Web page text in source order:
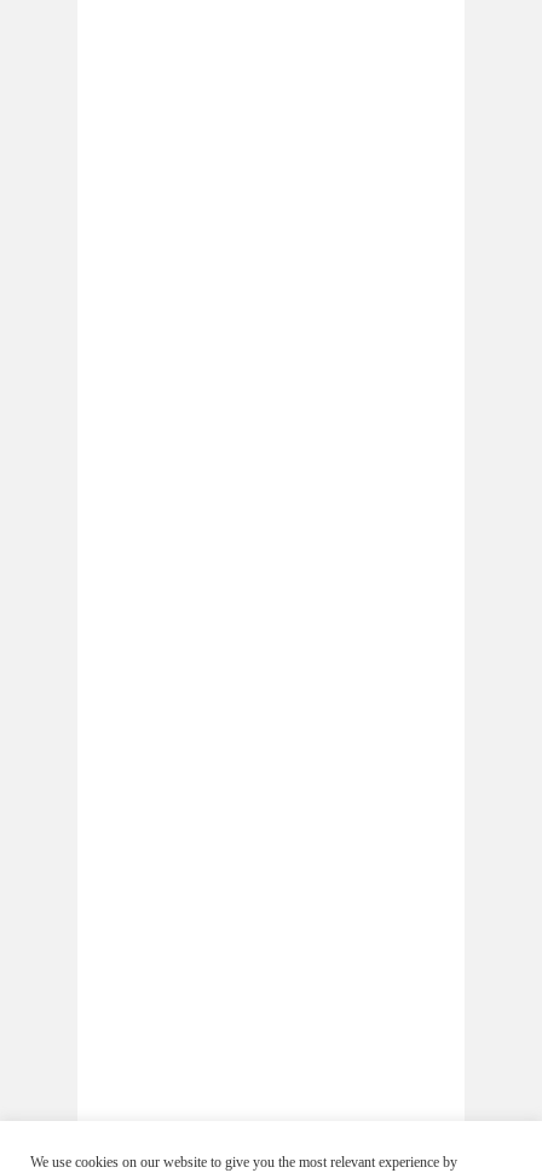
We use cookies on our website to give you the most relevant experience by